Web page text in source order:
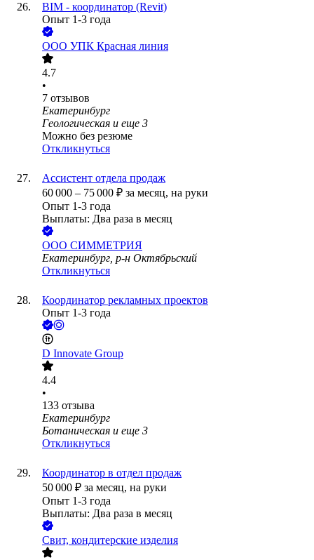
BIM - координатор (Revit)
Опыт 1-3 года
ООО УПК Красная линия
4.7
•
7 отзывов
Екатеринбург
Геологическая и еще 3
Можно без резюме
Откликнуться
Ассистент отдела продаж
60 000 – 75 000 ₽ за месяц, на руки
Опыт 1-3 года
Выплаты: Два раза в месяц
ООО СИММЕТРИЯ
Екатеринбург, р-н Октябрьский
Откликнуться
Координатор рекламных проектов
Опыт 1-3 года
D Innovate Group
4.4
•
133 отзыва
Екатеринбург
Ботаническая и еще 3
Откликнуться
Координатор в отдел продаж
50 000 ₽ за месяц, на руки
Опыт 1-3 года
Выплаты: Два раза в месяц
Свит, кондитерские изделия